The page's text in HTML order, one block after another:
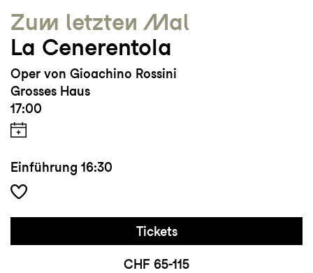
Zum letzten Mal
La Cenerentola
Oper von Gioachino Rossini
Grosses Haus
17:00
Einführung 16:30
Tickets
CHF 65-115